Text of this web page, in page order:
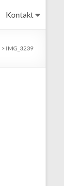
Kontakt
> IMG_3239